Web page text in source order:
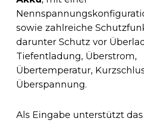
sowie zahlreiche
darunter Schutz vor
Tiefentladung, Überstrom,
Übertemperatur,
Überspannung.
Als Eingabe unterstützt